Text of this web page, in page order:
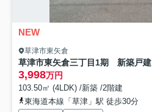
NEW
草津市東矢倉
草津市東矢倉三丁目1期 新築戸建
3,998万円
103.50㎡ (4LDK) /新築 /2階建
東海道本線「草津」駅 徒歩30分